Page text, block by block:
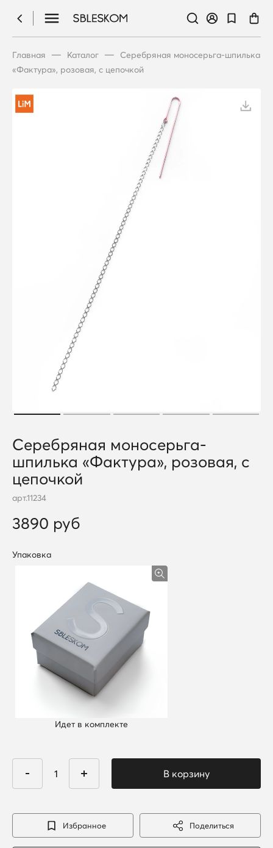
Главная — Каталог —
Серебряная моносерьга-шпилька
«Фактура», розовая, с цепочкой
Серебряная моносерьга-
шпилька «Фактура», розовая, с
цепочкой
арт.11234
3890 руб
Упаковка
Идет в комплекте
Избранное Поделиться